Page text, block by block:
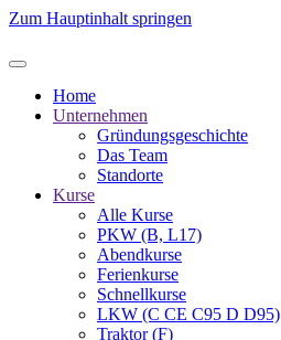
Zum Hauptinhalt springen
Home
Unternehmen
Gründungsgeschichte
Das Team
Standorte
Kurse
Alle Kurse
PKW (B, L17)
Abendkurse
Ferienkurse
Schnellkurse
LKW (C CE C95 D D95)
Traktor (F)